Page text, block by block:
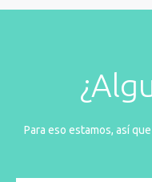
Para eso estamos, así